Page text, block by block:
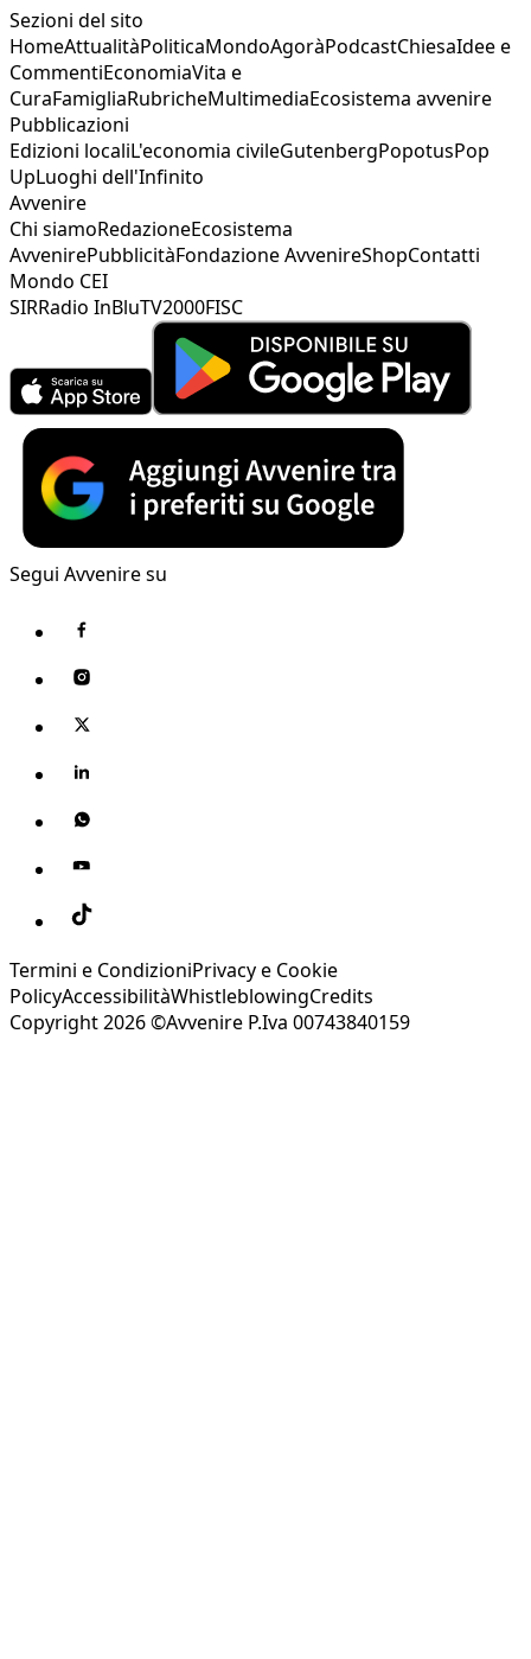
Sezioni del sito
HomeAttualitàPoliticaMondoAgoràPodcastChiesaIdee e
CommentiEconomiaVita e
CuraFamigliaRubricheMultimediaEcosistema avvenire
Pubblicazioni
Edizioni localiL'economia civileGutenbergPopotusPop
UpLuoghi dell'Infinito
Avvenire
Chi siamoRedazioneEcosistema
AvvenirePubblicitàFondazione AvvenireShopContatti
Mondo CEI
SIRRadio InBluTV2000FISC
Segui Avvenire su
Termini e CondizioniPrivacy e Cookie
PolicyAccessibilitàWhistleblowingCredits
Copyright 2026 ©Avvenire P.Iva 00743840159